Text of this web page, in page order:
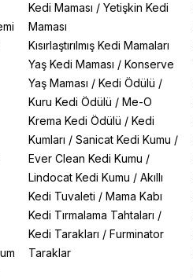
Kedi Maması / Yetişkin Kedi
Maması
Kısırlaştırılmış Kedi Mamaları
Yaş Kedi Maması / Konserve
Yaş Maması / Kedi Ödülü /
Kuru Kedi Ödülü / Me-O
Krema Kedi Ödülü / Kedi
Kumları / Sanicat Kedi Kumu /
Ever Clean Kedi Kumu /
Lindocat Kedi Kumu / Akıllı
Kedi Tuvaleti / Mama Kabı
Kedi Tırmalama Tahtaları /
Kedi Tarakları / Furminator
Taraklar